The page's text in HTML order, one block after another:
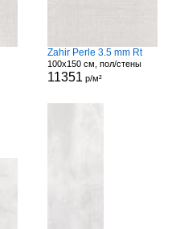
Zahir Perle 3.5 mm Rt
100x150 см, пол/стены
11351 р/м²